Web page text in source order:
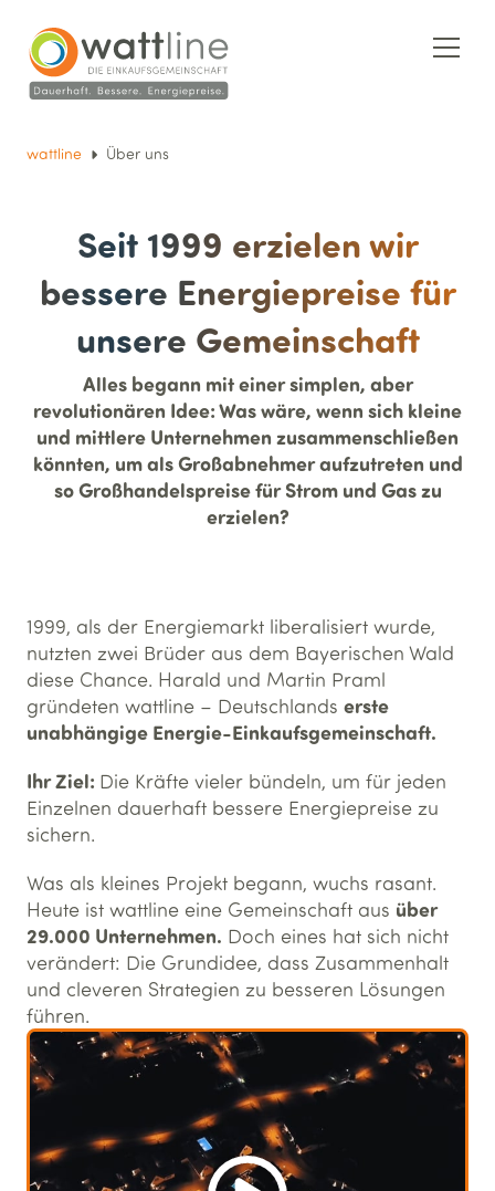
wattline Über uns
Seit 1999 erzielen wir
bessere Energie­preise für
unsere Gemein­schaft
Alles begann mit einer simplen, aber
revolutionären Idee: Was wäre, wenn sich kleine
und mittlere Unternehmen zusammenschließen
könnten, um als Großabnehmer aufzutreten und
so Großhandelspreise für Strom und Gas zu
erzielen?
1999, als der Energiemarkt liberalisiert wurde,
nutzten zwei Brüder aus dem Bayerischen Wald
diese Chance. Harald und Martin Praml
gründeten wattline – Deutschlands erste
unabhängige Energie-Einkaufsgemeinschaft.
Ihr Ziel: Die Kräfte vieler bündeln, um für jeden
Einzelnen dauerhaft bessere Energiepreise zu
sichern.
Was als kleines Projekt begann, wuchs rasant.
Heute ist wattline eine Gemeinschaft aus über
29.000 Unternehmen. Doch eines hat sich nicht
verändert: Die Grundidee, dass Zusammenhalt
und cleveren Strategien zu besseren Lösungen
führen.